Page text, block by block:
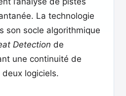
La technologie
son socle algorithmique
Detection de
une continuité de
logiciels.